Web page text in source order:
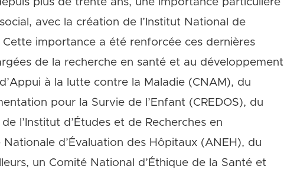
avec la création de l’Institut National de
Cette importance a été renforcée ces dernières
de la recherche en santé et au développement
à la lutte contre la Maladie (CNAM), du
pour la Survie de l’Enfant (CREDOS), du
l’Institut d’Études et de Recherches en
d’Évaluation des Hôpitaux (ANEH), du
un Comité National d’Éthique de la Santé et